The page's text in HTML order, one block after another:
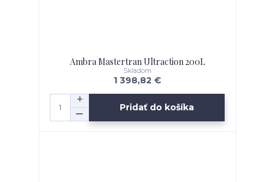
Ambra Mastertran Ultraction 200L
1 398,82 €
Skladom
Pridať do košíka